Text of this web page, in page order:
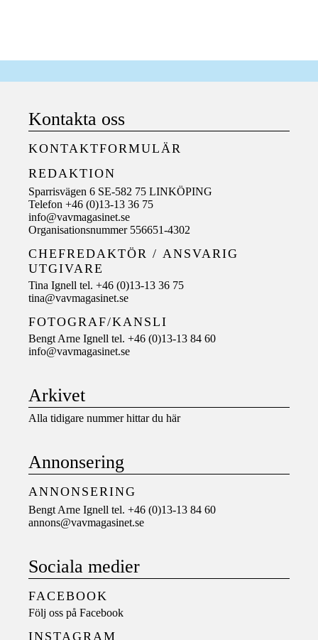
Kontakta oss
KONTAKTFORMULÄR
REDAKTION
Sparrisvägen 6 SE-582 75 LINKÖPING
Telefon +46 (0)13-13 36 75
info@vavmagasinet.se
Organisationsnummer 556651-4302
CHEFREDAKTÖR / ANSVARIG
UTGIVARE
Tina Ignell tel. +46 (0)13-13 36 75
tina@vavmagasinet.se
FOTOGRAF/KANSLI
Bengt Arne Ignell tel. +46 (0)13-13 84 60
info@vavmagasinet.se
Arkivet
Alla tidigare nummer hittar du här
Annonsering
ANNONSERING
Bengt Arne Ignell tel. +46 (0)13-13 84 60
annons@vavmagasinet.se
Sociala medier
FACEBOOK
Följ oss på Facebook
INSTAGRAM